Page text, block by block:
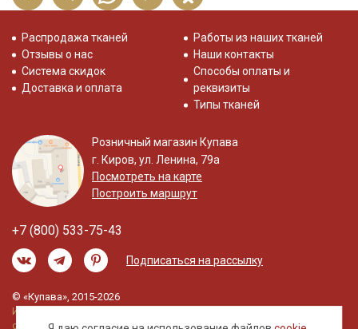
Распродажа тканей
Отзывы о нас
Система скидок
Доставка и оплата
Работы из наших тканей
Наши контакты
Способы оплаты и
реквизиты
Типы тканей
Розничный магазин Купава
г. Киров, ул. Ленина, 79а
Посмотреть на карте
Построить маршрут
+7 (800) 533-75-43
Подписаться на рассылку
© «Купава», 2015-2026
Информация на сайте не является публичной
офертой.